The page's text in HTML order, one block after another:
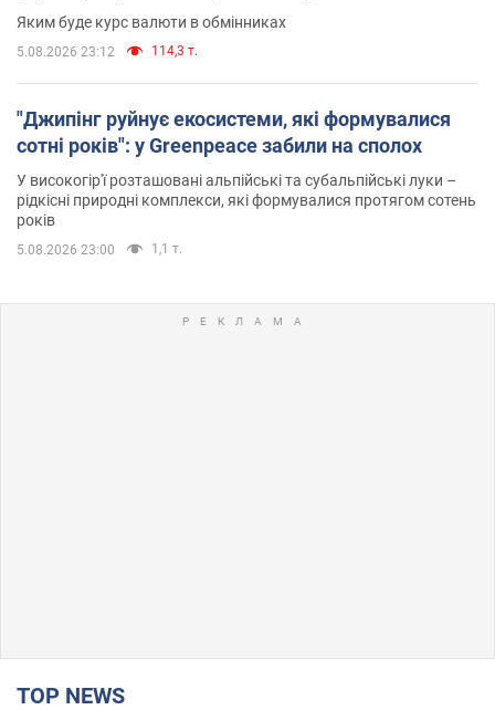
Яким буде курс валюти в обмінниках
5.08.2026 23:12 114,3 т.
"Джипінг руйнує екосистеми, які формувалися
сотні років": у Greenpeace забили на сполох
У високогір'ї розташовані альпійські та субальпійські луки –
рідкісні природні комплекси, які формувалися протягом сотень
років
5.08.2026 23:00 1,1 т.
TOP NEWS